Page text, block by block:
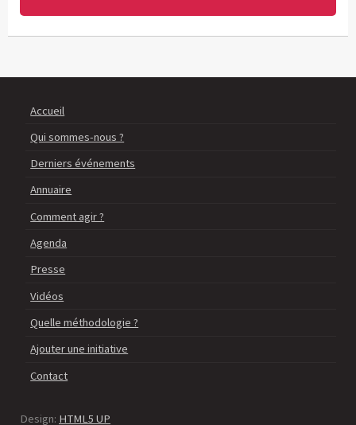
Accueil
Qui sommes-nous ?
Derniers événements
Annuaire
Comment agir ?
Agenda
Presse
Vidéos
Quelle méthodologie ?
Ajouter une initiative
Contact
Design: HTML5 UP